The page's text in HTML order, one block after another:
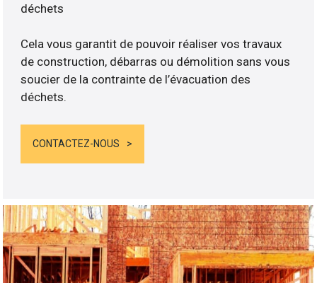
déchets
Cela vous garantit de pouvoir réaliser vos travaux
de construction, débarras ou démolition sans vous
soucier de la contrainte de l’évacuation des
déchets.
CONTACTEZ-NOUS